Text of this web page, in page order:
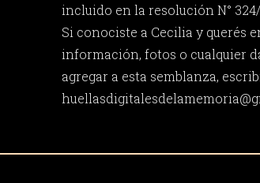
incluido en la resolución N°
Si conociste a Cecilia y querés
información, fotos o cualquier
agregar a esta semblanza,